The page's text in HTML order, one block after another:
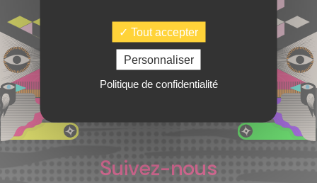
Suivez-nous
Tout accepter
Personnaliser
Politique de confidentialité